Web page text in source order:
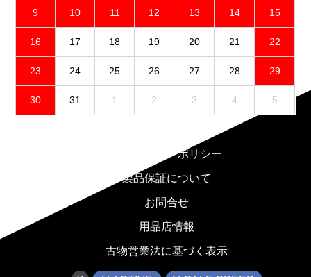
9 10 11 12 13 14 15
16 17 18 19 20 21 22
23 24 25 26 27 28 29
30 31 1 2 3 4 5
プライバシーポリシー
製品保証について
お問合せ
用品店情報
古物営業法に基づく表示